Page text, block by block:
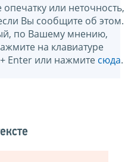
или неточность,
Вы сообщите об этом.
по Вашему мнению,
на клавиатуре
Enter или нажмите сюда.